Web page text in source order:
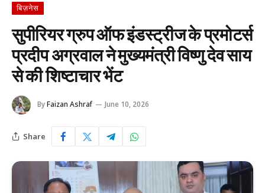
बिज़नेस
सुपीरियर ग्रुप ऑफ इंडस्ट्रीज के प्रमोटर्स
प्रदीप अग्रवाल ने मुख्यमंत्री विष्णु देव साय
से की शिष्टाचार भेंट
ByFaizan Ashraf June 10, 2026
Share